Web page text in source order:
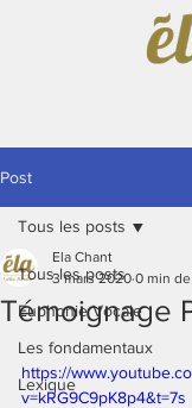
Post
Tous les posts
Euphonie Vocale
Les fondamentaux
Lexique
Tous les posts
Témoignage
Ela Chant
3 mars 2020 0 min
https://
v=kRG9C9pK8p4&t=7s